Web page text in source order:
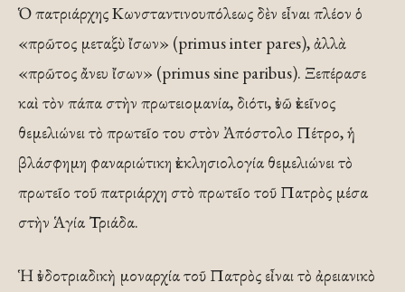
Ὁ πατριάρχης Κωνσταντινουπόλεως δὲν εἶναι πλέον ὁ
«πρῶτος μεταξὺ ἴσων» (primus inter pares), ἀλλὰ
«πρῶτος ἄνευ ἴσων» (primus sine paribus). Ξεπέρασε
καὶ τὸν πάπα στὴν πρωτειομανία, διότι, ἐνῶ ἐκεῖνος
θεμελιώνει τὸ πρωτεῖο του στὸν Ἀπόστολο Πέτρο, ἡ
βλάσφημη φαναριώτικη ἐκκλησιολογία θεμελιώνει τὸ
πρωτεῖο τοῦ πατριάρχη στὸ πρωτεῖο τοῦ Πατρὸς μέσα
στὴν Ἁγία Τριάδα.
Ἡ ἐνδοτριαδικὴ μοναρχία τοῦ Πατρὸς εἶναι τὸ ἀρειανικὸ